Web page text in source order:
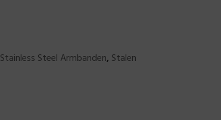
Stainless Steel Armbanden, Stalen